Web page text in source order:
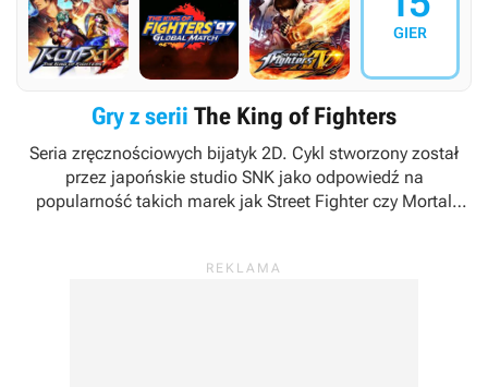
GIER
Gry z serii The King of Fighters
Seria zręcznościowych bijatyk 2D. Cykl stworzony został
przez japońskie studio SNK jako odpowiedź na
popularność takich marek jak Street Fighterczy Mortal